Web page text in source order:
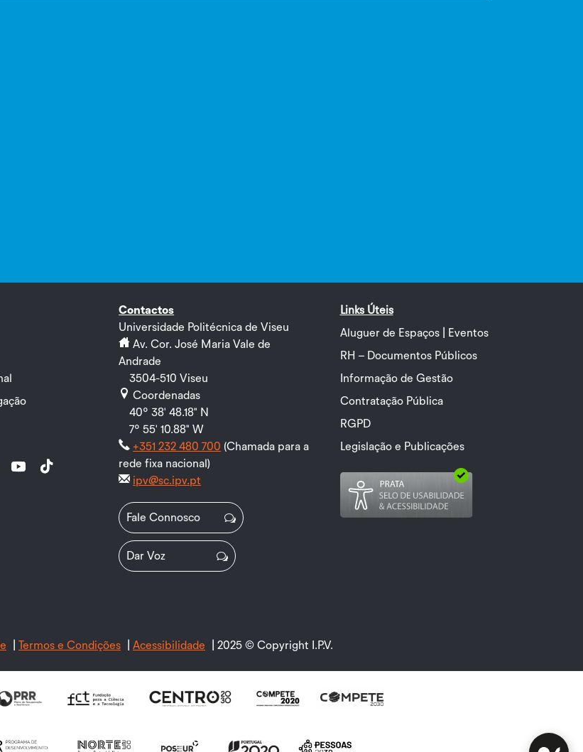
Contactos
Universidade Politécnica de Viseu
Av. Cor. José Maria Vale de
Andrade
3504-510 Viseu
Coordenadas
40º 38' 48.18" N
7º 55' 10.88" W
+351 232 480 700 (Chamada para a
rede fixa nacional)
ipv@sc.ipv.pt
Fale Connosco
Dar Voz
Links Úteis
Aluguer de Espaços | Eventos
RH – Documentos Públicos
Informação de Gestão
Contratação Pública
RGPD
Legislação e Publicações
Termos e Condições Acessibilidade | 2025 © Copyright I.P.V.